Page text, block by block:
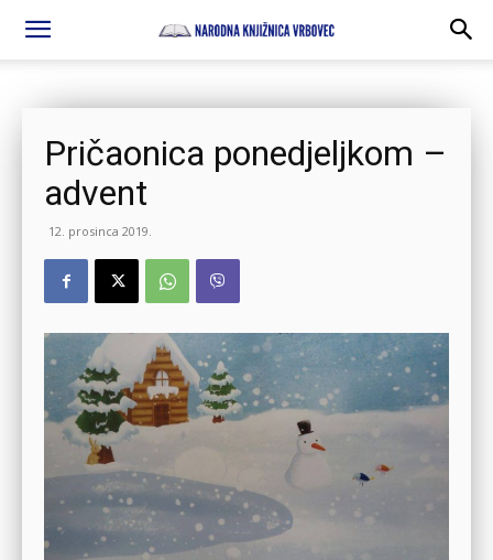
Pričaonica ponedjeljkom –
advent
12. prosinca 2019.